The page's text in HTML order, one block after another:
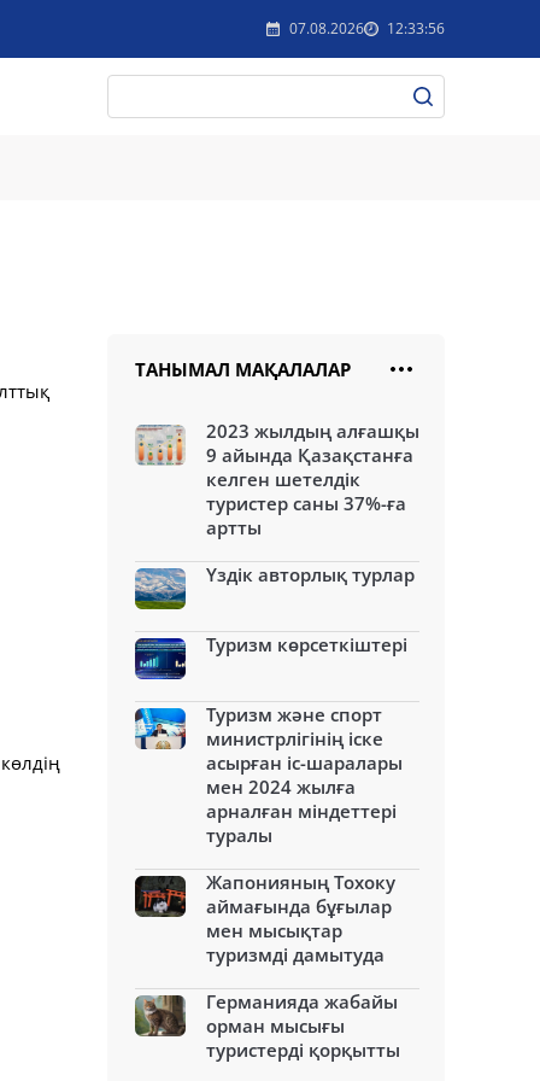
07.08.2026 12:33:56
ТАНЫМАЛ МАҚАЛАЛАР
2023 жылдың алғашқы
9 айында Қазақстанға
келген шетелдік
туристер саны 37%-ға
артты
Үздік авторлық турлар
Туризм көрсеткіштері
Туризм және спорт
министрлігінің іске
асырған іс-шаралары
мен 2024 жылға
арналған міндеттері
туралы
Жапонияның Тохоку
аймағында бұғылар
мен мысықтар
туризмді дамытуда
Германияда жабайы
орман мысығы
туристерді қорқытты